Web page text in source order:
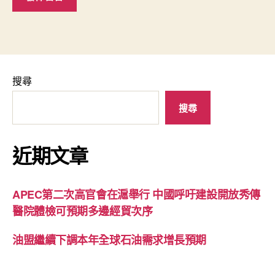
搜尋
搜尋
近期文章
APEC第二次高官會在滬舉行 中國呼吁建設開放秀傳
醫院體檢可預期多邊經貿次序
油盟繼續下調本年全球石油需求增長預期